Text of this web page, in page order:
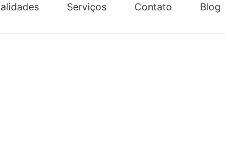
Serviços Contato Blog